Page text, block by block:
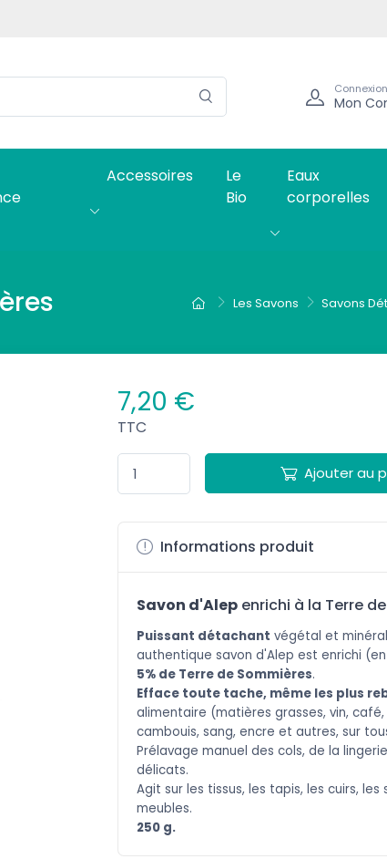
Connexion
Mon
Accessoires
Le
Bio
Eaux
corporelles
Les Savons Savons
7,20 €
TTC
Ajouter au
Informations produit
Savon d'Alepenrichi à la Terre
Puissant détachant végétal et
authentique savon d'Alep est enrichi
5% de Terre de Sommières.
Efface toute tache, même les plus
alimentaire (matières grasses, vin,
cambouis, sang, encre et autres, sur
Prélavage manuel des cols, de la
délicats.
Agit sur les tissus, les tapis, les cuirs, les
meubles.
250g.